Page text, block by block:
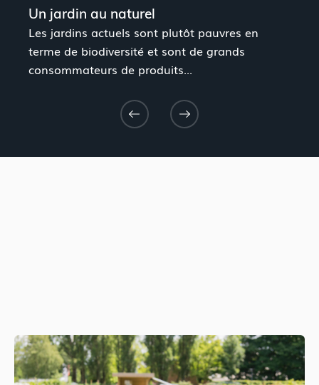
Un jardin au naturel
Les jardins actuels sont plutôt pauvres en
terme de biodiversité et sont de grands
consommateurs de produits...